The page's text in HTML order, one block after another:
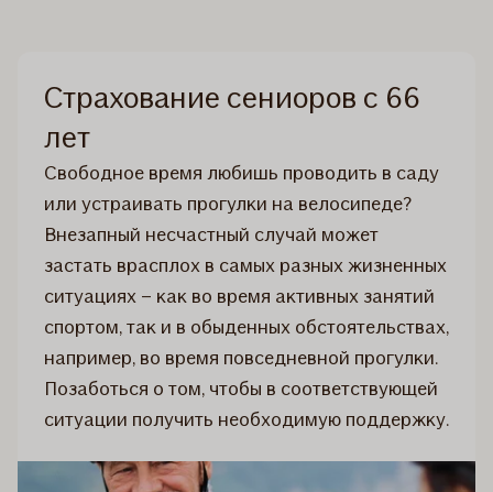
Страхование сениоров с 66
лет
Свободное время любишь проводить в саду
или устраивать прогулки на велосипеде?
Внезапный несчастный случай может
застать врасплох в самых разных жизненных
ситуациях – как во время активных занятий
спортом, так и в обыденных обстоятельствах,
например, во время повседневной прогулки.
Позаботься о том, чтобы в соответствующей
ситуации получить необходимую поддержку.